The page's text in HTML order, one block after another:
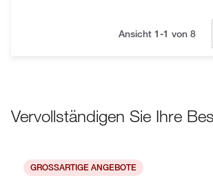
Ansicht 1-1 von 8
Vervollständigen Sie Ihre
GROSSARTIGE ANGEBOTE